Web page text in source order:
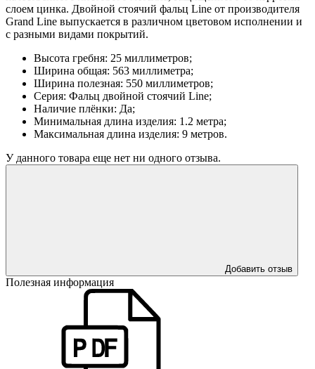
слоем цинка. Двойной стоячий фальц Line от производителя
Grand Line выпускается в различном цветовом исполнении и
с разными видами покрытий.
Высота гребня: 25 миллиметров;
Ширина общая: 563 миллиметра;
Ширина полезная: 550 миллиметров;
Серия: Фальц двойной стоячий Line;
Наличие плёнки: Да;
Минимальная длина изделия: 1.2 метра;
Максимальная длина изделия: 9 метров.
У данного товара еще нет ни одного отзыва.
Добавить отзыв
Полезная информация